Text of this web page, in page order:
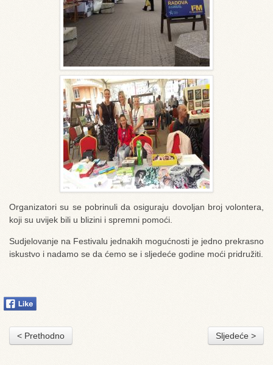
Organizatori su se pobrinuli da osiguraju dovoljan broj volontera,
koji su uvijek bili u blizini i spremni pomoći.
Sudjelovanje na Festivalu jednakih mogućnosti je jedno prekrasno
iskustvo i nadamo se da ćemo se i sljedeće godine moći pridružiti.
< Prethodno Sljedeće >